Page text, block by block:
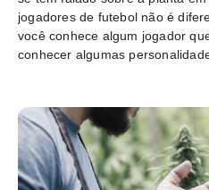
jogadores de futebol não é
você conhece algum jogador
conhecer algumas